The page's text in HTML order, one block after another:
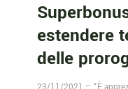
estendere
delle